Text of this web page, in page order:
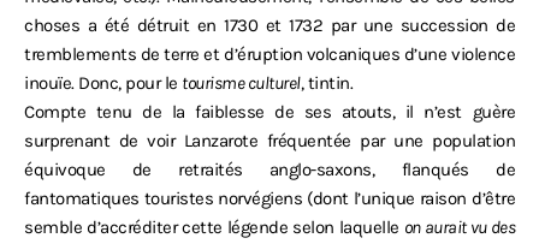
choses a été détruit en 1730 et 1732 par une succession de
tremblements de terre et d’éruption volcaniques d’une violence
inouïe. Donc, pour le tourisme culturel, tintin.
Compte tenu de la faiblesse de ses atouts, il n’est guère
surprenant de voir Lanzarote fréquentée par une population
équivoque de retraités anglo-saxons, flanqués de
fantomatiques touristes norvégiens (dont l’unique raison d’être
semble d’accréditer cette légende selon laquelle on aurait vu des